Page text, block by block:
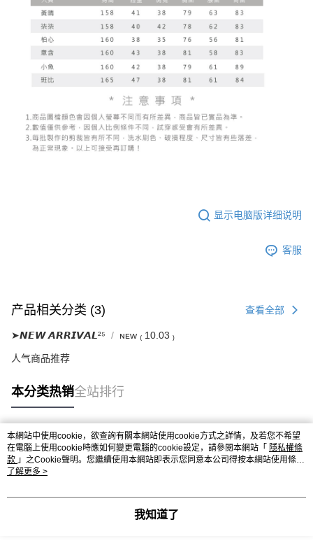
显示电脑版详细说明
客服
产品相关分类 (3) 查看全部
➤𝙉𝙀𝙒 𝘼𝙍𝙍𝙄𝙑𝘼𝙇²⁵ ɴᴇᴡ ₍ 10.03 ₎
人气商品推荐
本分类热销全站排行
热门标签
本網站中使用cookie，欲查詢有關本網站使用cookie方式之詳情，及若您不希望
在電腦上使用cookie時應如何變更電腦的cookie設定，請參閱本網站「 隱私權條
款 」之Cookie聲明。您繼續使用本網站即表示您同意本公司得按本網站使用條款
之Cookie聲明使用cookie。
了解更多 >
我知道了